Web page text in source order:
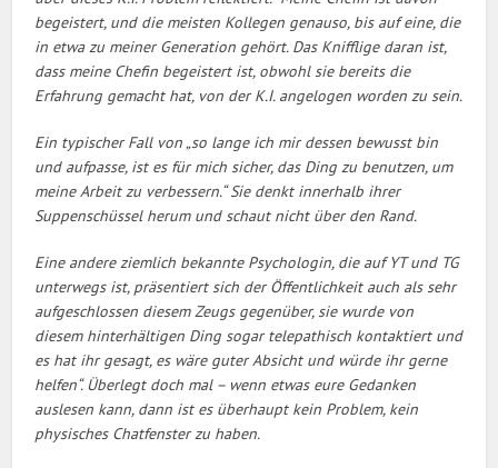
begeistert, und die meisten Kollegen genauso, bis auf eine, die
in etwa zu meiner Generation gehört. Das Knifflige daran ist,
dass meine Chefin begeistert ist, obwohl sie bereits die
Erfahrung gemacht hat, von der K.I. angelogen worden zu sein.
Ein typischer Fall von „so lange ich mir dessen bewusst bin
und aufpasse, ist es für mich sicher, das Ding zu benutzen, um
meine Arbeit zu verbessern.“ Sie denkt innerhalb ihrer
Suppenschüssel herum und schaut nicht über den Rand.
Eine andere ziemlich bekannte Psychologin, die auf YT und TG
unterwegs ist, präsentiert sich der Öffentlichkeit auch als sehr
aufgeschlossen diesem Zeugs gegenüber, sie wurde von
diesem hinterhältigen Ding sogar telepathisch kontaktiert und
es hat ihr gesagt, es wäre guter Absicht und würde ihr gerne
helfen“. Überlegt doch mal – wenn etwas eure Gedanken
auslesen kann, dann ist es überhaupt kein Problem, kein
physisches Chatfenster zu haben.